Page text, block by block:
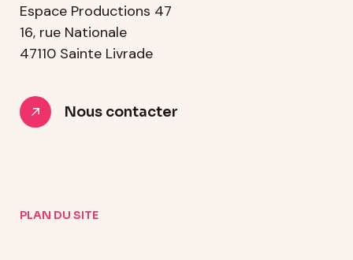
Espace Productions 47
16, rue Nationale
47110 Sainte Livrade
Nous contacter
PLAN DU SITE